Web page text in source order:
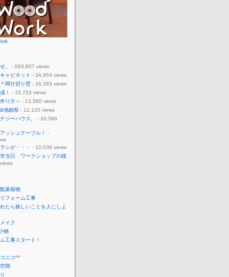
。
- 683,807 views
ャビネット - 34,954 views
間仕切り壁 - 16,283 views
！
- 15,723 views
り方～ - 13,560 views
地鎮祭 - 12,120 views
ジーハウス。
- 10,589
ッシュテーブル！
-
シが・・・
- 10,036 views
市当日 ワークショップの様
葉植物
フォーム工事
たら嬉しいことを人にしよ
イク
物
工事スタート！
ニコ^^
間